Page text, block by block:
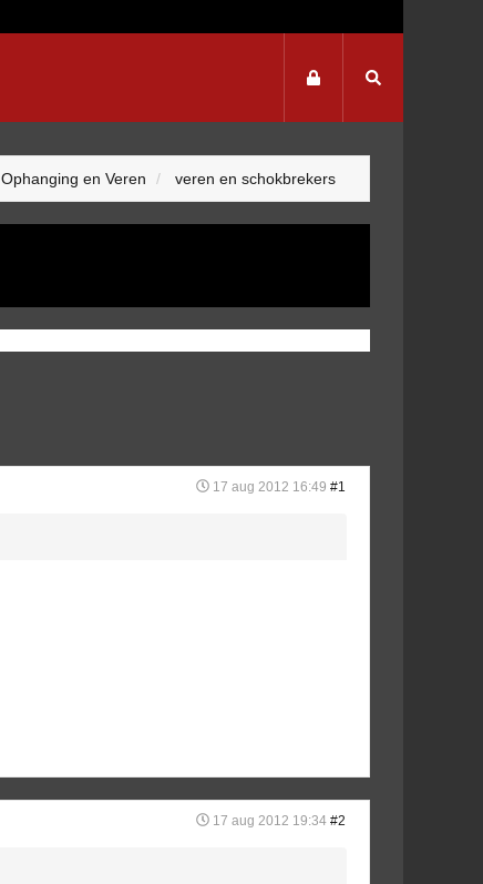
Ophanging en Veren veren en schokbrekers
17 aug 2012 16:49 #1
17 aug 2012 19:34 #2